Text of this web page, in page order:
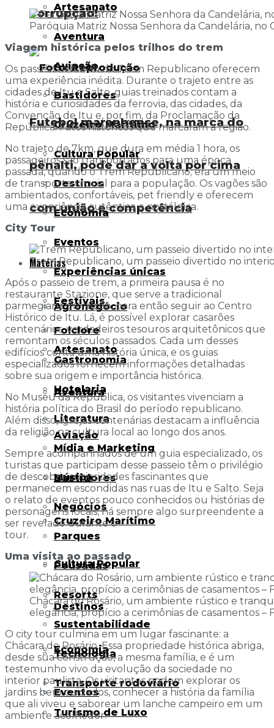
Artesanato
Aventura
Aviação
Bastidores
Cruzeiro Marítimo
Cultura Popular
Destinos
Economia
Eventos
Experiências únicas
Festivais
Folclore
Gastronomia
Hotelaria
Literatura
Mídia e Marketing
Música
Negócios
Parques
Pousadas
Resorts
Sustentabilidade
Tecnologia
Transporte rodoviário
Turismo de Luxo
corrupção!
Futebol maranhense, na marca do
pênalti, pode dar a volta por cima
com união e competência
Matérias
Agronegócio
Artesanato
Aventura
Aviação
Bastidores
Cruzeiro Marítimo
Cultura Popular
Destinos
Economia
Eventos
Paróquia Matriz Nossa Senhora da Candelária,
Viagem histórica pelos trilhos do trem
Os passeios a bordo do Trem Republicano oferecem
uma experiência inédita. Durante o trajeto entre as
cidades de Itu e Salto, guias treinados contam a
história e curiosidades da ferrovia, das cidades, da
Convenção de Itu e, por fim, da Proclamação da
República. Fatos históricos que marcaram a região.
No trajeto de 7km, que dura em média 1 hora, os
passageiros são transportados para uma época
passada, quando o Trem Republicano; era um meio
de transporte crucial para a população. Os vagões são
ambientados, confortáveis, pet friendly e oferecem
uma experiência autêntica e nostálgica.
City Tour
Trem Republicano, um passeio divertido no
Após o passeio de trem, a primeira pausa é no
restaurante Stazione, que serve a tradicional
parmegiana da região, para então seguir ao Centro
Histórico de Itu. Lá, é possível explorar casarões
centenários, verdadeiros tesouros arquitetônicos que
remontam os séculos passados. Cada um desses
edifícios conta uma história única, e os guias
especializados fornecem informações detalhadas
sobre sua origem e importância histórica.
No Museu da República, os visitantes vivenciam a
história política do Brasil do período republicano.
Além disso, igrejas centenárias destacam a influência
da religião na cultura local ao longo dos anos.
Sempre acompanhados de um guia especializado, os
turistas que participam desse passeio têm o privilégio
de descobrir curiosidades fascinantes que
permanecem escondidas nas ruas de Itu e Salto. Seja
o relato de eventos pouco conhecidos ou histórias de
personagens locais, há sempre algo surpreendente a
ser revelado durante o
tour.
Uma visita ao passado
Chácara do Rosário, um ambiente rústico e
elegância, propício a cerimônias de casamentos –
O city tour culmina em um lugar fascinante: a
Chácara do Rosário. Essa propriedade histórica abriga,
desde sua construção, a mesma família, e é um
testemunho vivo da evolução da sociedade no
interior paulista. Os visitantes podem explorar os
jardins bem cuidados, conhecer a história da família
que ali viveu e saborear um lanche campeiro em um
ambiente acolhedor.